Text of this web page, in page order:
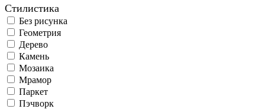
Стилистика
Без рисунка
Геометрия
Дерево
Камень
Мозаика
Мрамор
Паркет
Пэчворк